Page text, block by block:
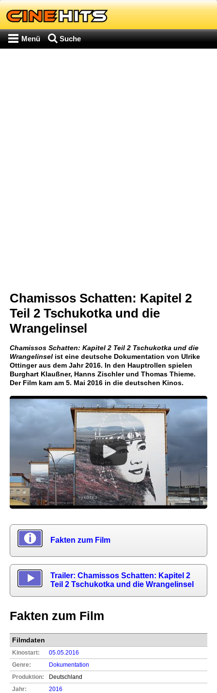
Menü Suche
Chamissos Schatten: Kapitel 2
Teil 2 Tschukotka und die
Wrangelinsel
Chamissos Schatten: Kapitel 2 Teil 2 Tschukotka und die
Wrangelinsel ist eine deutsche Dokumentation von Ulrike
Ottinger aus dem Jahr 2016. In den Hauptrollen spielen
Burghart Klaußner, Hanns Zischler und Thomas Thieme.
Der Film kam am 5. Mai 2016 in die deutschen Kinos.
Fakten zum Film
Trailer: Chamissos Schatten: Kapitel 2
Teil 2 Tschukotka und die Wrangelinsel
Fakten zum Film
Filmdaten
Kinostart:
05.05.2016
Genre:
Dokumentation
Produktion:
Deutschland
Jahr:
2016